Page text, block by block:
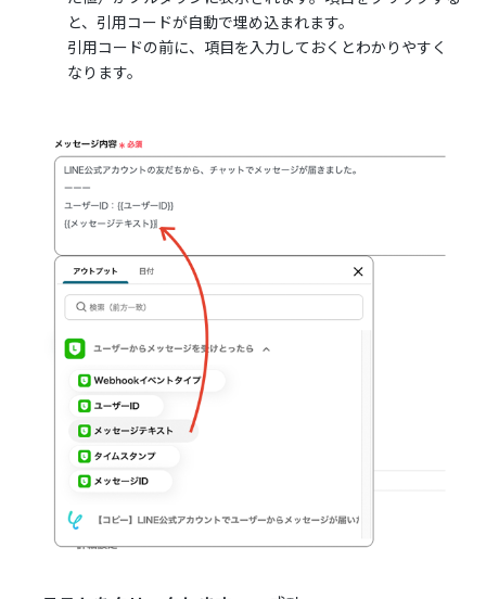
と、引用コードが自動で埋め込まれます。
引用コードの前に、項目を入力しておくとわかりやすく
なります。